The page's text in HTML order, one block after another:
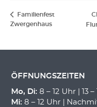
Familienfest
Zwergenhaus
ÖFFNUNGSZEITEN
Mo, Di: 8 – 12 Uhr | 13 –
Mi: 8 – 12 Uhr |